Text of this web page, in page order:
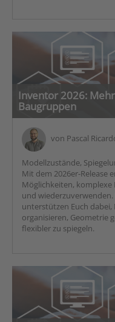
Inventor 2026:
Baugruppen
von Pascal
Modellzustände,
Mit dem 2026er-Release
Möglichkeiten,
und
unterstützen Euch
organisieren, Geometrie
flexibler zu spiegeln.